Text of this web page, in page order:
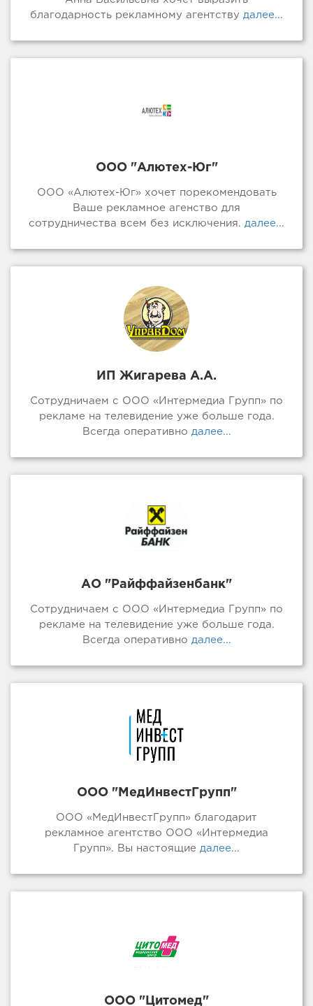
благодарность рекламному агентству далее...
ООО "Алютех-Юг"
ООО «Алютех-Юг» хочет порекомендовать
Ваше рекламное агенство для
сотрудничества всем без исключения.
далее...
ИП Жигарева А.А.
Сотрудничаем с ООО «Интермедиа Групп» по
рекламе на телевидение уже больше года.
Всегда оперативно далее...
АО "Райффайзенбанк"
Сотрудничаем с ООО «Интермедиа Групп» по
рекламе на телевидение уже больше года.
Всегда оперативно далее...
ООО "МедИнвестГрупп"
ООО «МедИнвестГрупп» благодарит
рекламное агентство ООО «Интермедиа
Групп». Вы настоящие далее...
ООО "Цитомед"